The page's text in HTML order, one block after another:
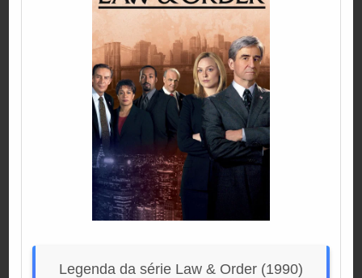
Legenda da série Law & Order (1990)